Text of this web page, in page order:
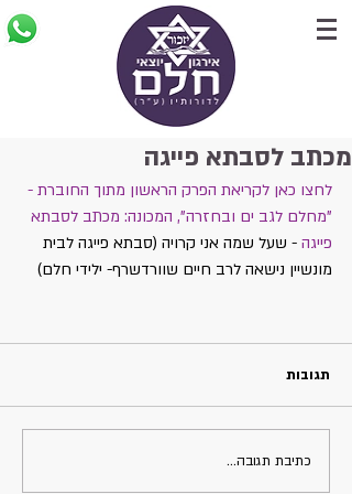
מכתב לסבתא פייגה
לחצו כאן לקריאת הפרק הראשון מתוך החוברת -
"מחלם לגב ים ובחזרה", המכונה: מכתב לסבתא
פייגה - שעל שמה אני קרויה (סבתא פייגה לבית
מונשיין נישאה לרב חיים שוורדשרף- ילידי חלם)
תגובות
כתיבת תגובה...